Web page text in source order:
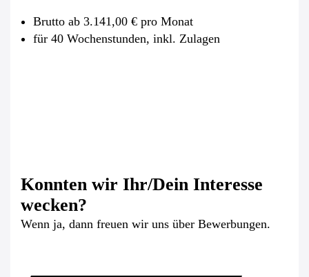
Brutto ab 3.141,00 € pro Monat
für 40 Wochenstunden, inkl. Zulagen
Konnten wir Ihr/Dein Interesse
wecken?
Wenn ja, dann freuen wir uns über Bewerbungen.